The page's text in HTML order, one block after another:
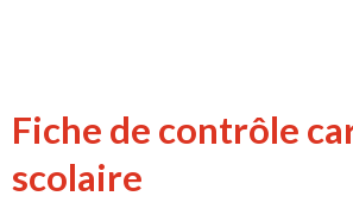
Fiche de contrôle
scolaire